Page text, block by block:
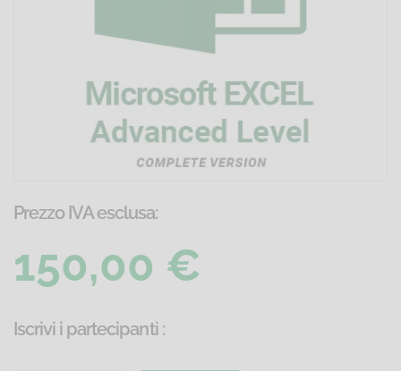
Prezzo IVA esclusa:
150,00 €
Iscrivi i partecipanti :